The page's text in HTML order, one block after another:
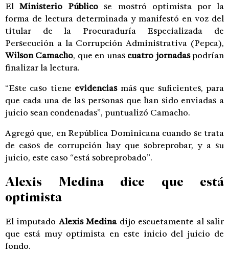
ElMinisterio Público se mostró optimista por la
forma de lectura determinada y manifestó en voz del
titular de la Procuraduría Especializada de
Persecución a la Corrupción Administrativa (Pepca),
Wilson Camacho, que en unas cuatro jornadaspodrían
finalizar la lectura.
“Este caso tiene evidencias más que suficientes, para
que cada una de las personas que han sido enviadas a
juicio sean condenadas”, puntualizó Camacho.
Agregó que, en República Dominicana cuando se trata
de casos de corrupción hay que sobreprobar, y a su
juicio, este caso “está sobreprobado”.
Alexis Medina dice que está
optimista
El imputado Alexis Medina dijo escuetamente al salir
que está muy optimista en este inicio del juicio de
fondo.